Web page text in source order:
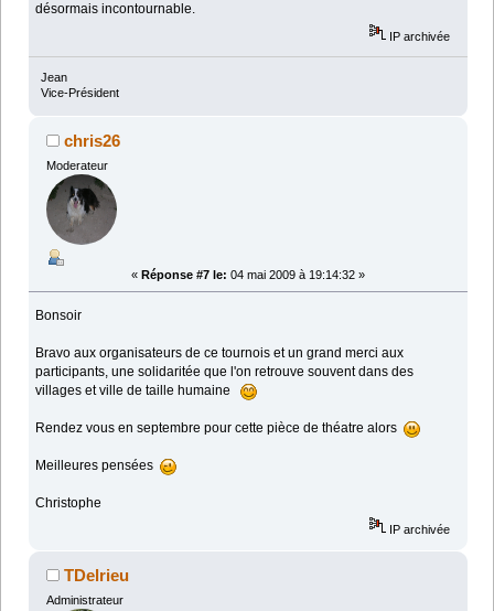
désormais incontournable.
IP archivée
Jean
Vice-Président
chris26
Moderateur
« Réponse #7 le: 04 mai 2009 à 19:14:32 »
Bonsoir
Bravo aux organisateurs de ce tournois et un grand merci aux
participants, une solidaritée que l'on retrouve souvent dans des
villages et ville de taille humaine
Rendez vous en septembre pour cette pièce de théatre alors
Meilleures pensées
Christophe
IP archivée
TDelrieu
Administrateur